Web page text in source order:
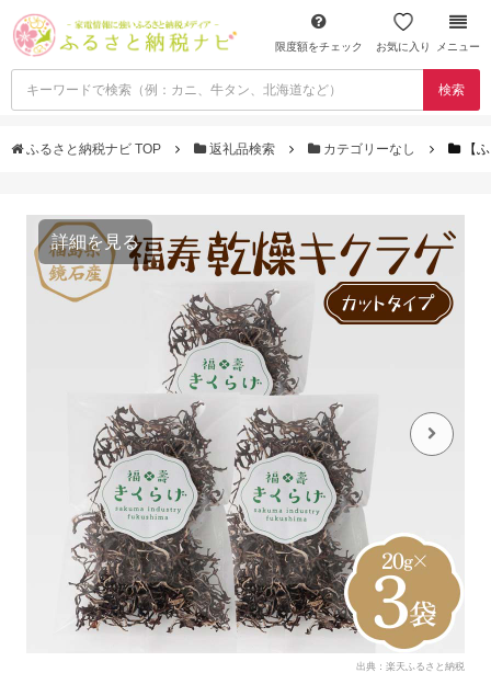
限度額をチェック お気に入り メニュー
検索
ふるさと納税ナビ TOP 返礼品検索 カテゴリーなし 【
詳細を見る
出典：楽天ふるさと納税